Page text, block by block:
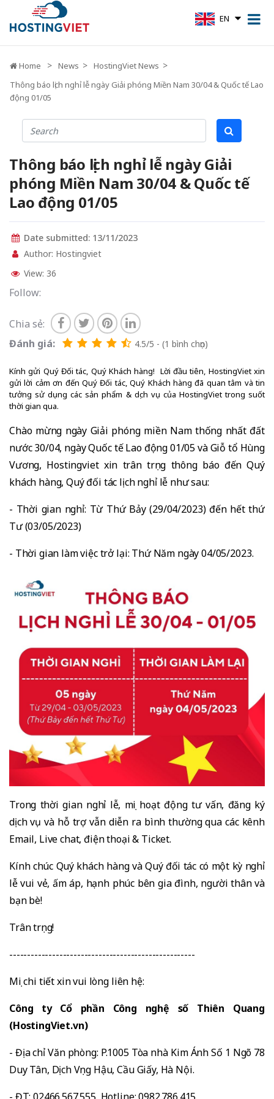
EN
Home News
HostingViet News
Thông báo lịch nghỉ lễ ngày Giải phóng Miền Nam 30/04 & Quốc tế Lao
động 01/05
Thông báo lịch nghỉ lễ ngày Giải
phóng Miền Nam 30/04 & Quốc tế
Lao động 01/05
Date submitted: 13/11/2023
Author: Hostingviet
View: 36
Follow:
Chia sẻ:
Đánh giá:
4.5/5 - (1 bình chọn)
Kính gửi Quý Đối tác, Quý Khách hàng! Lời đầu tiên, HostingViet xin
gửi lời cảm ơn đến Quý Đối tác, Quý Khách hàng đã quan tâm và tin
tưởng sử dụng các sản phẩm & dịch vụ của HostingViet trong suốt
thời gian qua.
Chào mừng ngày Giải phóng miền Nam thống nhất đất
nước 30/04, ngày Quốc tế Lao động 01/05 và Giỗ tổ Hùng
Vương, Hostingviet xin trân trọng thông báo đến Quý
khách hàng, Quý đối tác lịch nghỉ lễ như sau:
- Thời gian nghỉ: Từ Thứ Bảy (29/04/2023) đến hết thứ
Tư (03/05/2023)
- Thời gian làm việc trở lại: Thứ Năm ngày 04/05/2023.
Trong thời gian nghỉ lễ, mọi hoạt động tư vấn, đăng ký
dịch vụ và hỗ trợ vẫn diễn ra bình thường qua các kênh
Email, Live chat, điện thoại & Ticket.
Kính chúc Quý khách hàng và Quý đối tác có một kỳ nghỉ
lễ vui vẻ, ấm áp, hạnh phúc bên gia đình, người thân và
bạn bè!
Trân trọng!
----------------------------------------------------
Mọi chi tiết xin vui lòng liên hệ:
Công ty Cổ phần Công nghệ số Thiên Quang
(HostingViet.vn)
- Địa chỉ Văn phòng: P.1005 Tòa nhà Kim Ánh Số 1 Ngõ 78
Duy Tân, Dịch Vọng Hậu, Cầu Giấy, Hà Nội.